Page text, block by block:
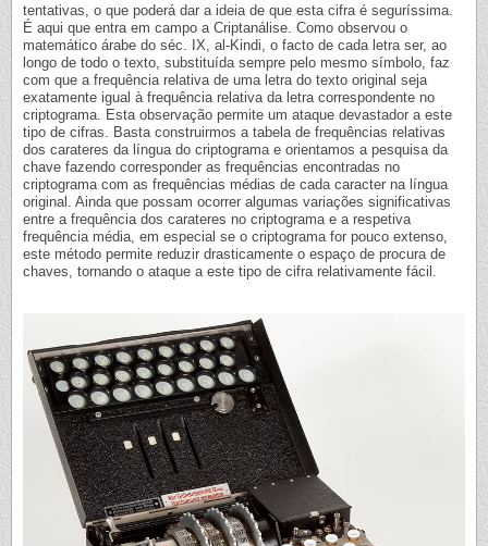
tentativas, o que poderá dar a ideia de que esta cifra é seguríssima.
É aqui que entra em campo a Criptanálise. Como observou o
matemático árabe do séc. IX, al-Kindi, o facto de cada letra ser, ao
longo de todo o texto, substituída sempre pelo mesmo símbolo, faz
com que a frequência relativa de uma letra do texto original seja
exatamente igual à frequência relativa da letra correspondente no
criptograma. Esta observação permite um ataque devastador a este
tipo de cifras. Basta construirmos a tabela de frequências relativas
dos carateres da língua do criptograma e orientamos a pesquisa da
chave fazendo corresponder as frequências encontradas no
criptograma com as frequências médias de cada caracter na língua
original. Ainda que possam ocorrer algumas variações significativas
entre a frequência dos carateres no criptograma e a respetiva
frequência média, em especial se o criptograma for pouco extenso,
este método permite reduzir drasticamente o espaço de procura de
chaves, tornando o ataque a este tipo de cifra relativamente fácil.